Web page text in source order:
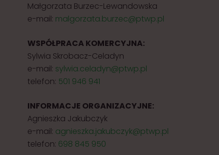
Małgorzata Burzec-Lewandowska
e-mail: malgorzata.burzec@ptwp.pl
WSPÓŁPRACA KOMERCYJNA:
Sylwia Skrobacz-Celadyn
e-mail: sylwia.celadyn@ptwp.pl
telefon: 501 946 941
INFORMACJE ORGANIZACYJNE:
Agnieszka Jakubczyk
e-mail: agnieszka.jakubczyk@ptwp.pl
telefon: 698 845 950